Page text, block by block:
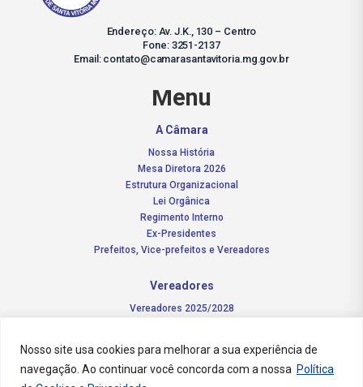
Nosso site usa cookies para melhorar a sua experiência de
navegação. Ao continuar você concorda com a nossa Política
Endereço: Av. J.K., 130 – Centro
Fone: 3251-2137
Email: contato@camarasantavitoria.mg.gov.br
Menu
A Câmara
Nossa História
Mesa Diretora 2026
Estrutura Organizacional
Lei Orgânica
Regimento Interno
Ex-Presidentes
Prefeitos, Vice-prefeitos e Vereadores
Vereadores
Vereadores 2025/2028
Notícias